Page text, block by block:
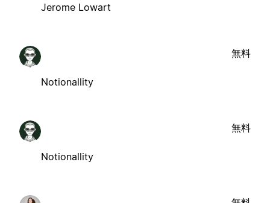
Jerome Lowart
Notionallity
無料
Notionallity
無料